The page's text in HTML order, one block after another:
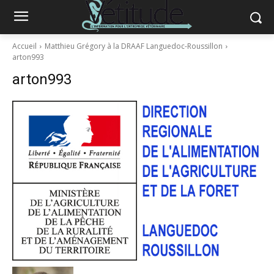
Accueil
Matthieu Grégory à la DRAAF Languedoc-Roussillon
arton993
arton993